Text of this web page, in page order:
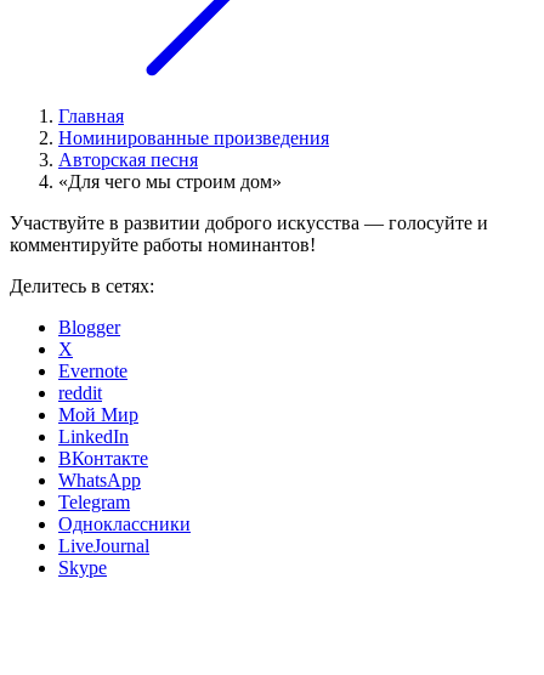
Главная
Номинированные произведения
Авторская песня
«Для чего мы строим дом»
Участвуйте в развитии доброго искусства — голосуйте и
комментируйте работы номинантов!
Делитесь в сетях:
Blogger
X
Evernote
reddit
Мой Мир
LinkedIn
ВКонтакте
WhatsApp
Telegram
Одноклассники
LiveJournal
Skype